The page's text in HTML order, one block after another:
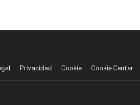
Privacidad Cookie Cookie Center